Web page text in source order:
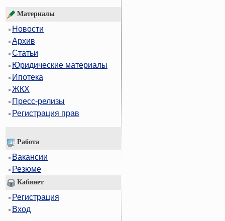
Материалы
Новости
Архив
Статьи
Юридические материалы
Ипотека
ЖКХ
Пресс-релизы
Регистрация прав
Работа
Вакансии
Резюме
Кабинет
Регистрация
Вход